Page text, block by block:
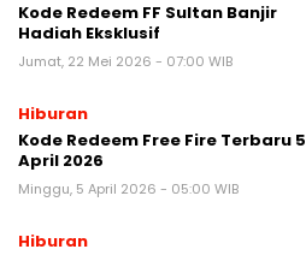
Kode Redeem FF Sultan Banjir
Hadiah Eksklusif
Jumat, 22 Mei 2026 - 07:00 WIB
Hiburan
Kode Redeem Free Fire Terbaru 5
April 2026
Minggu, 5 April 2026 - 05:00 WIB
Hiburan